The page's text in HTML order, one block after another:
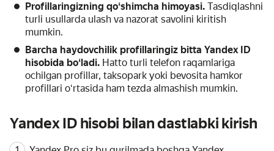
Profillaringizning qoʻshimcha himoyasi. Tasdiqlashni
turli usullarda ulash va nazorat savolini kiritish
mumkin.
Barcha haydovchilik profillaringiz bitta Yandex ID
hisobida boʻladi. Hatto turli telefon raqamlariga
ochilgan profillar, taksopark yoki bevosita hamkor
profillari oʻrtasida ham tezda almashish mumkin.
Yandex ID hisobi bilan dastlabki kirish